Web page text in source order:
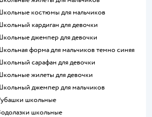
Школьные костюмы для мальчиков
Школьный кардиган для девочки
Школьные джемпер для девочки
Школьная форма для мальчиков темно синяя
Школьный сарафан для девочки
Школьные жилеты для девочки
Школьный джемпер для мальчиков
Рубашки школьные
Водолазки школьные